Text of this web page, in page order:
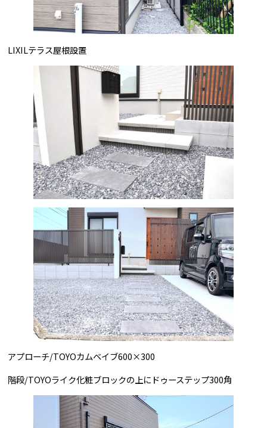
LIXILテラス屋根設置
アプローチ/TOYOカムベイブ600×300
階段/TOYOライク化粧ブロックの上にドゥーステップ300角